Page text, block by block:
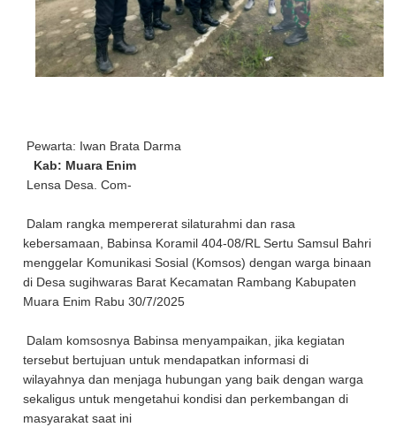
Pewarta: Iwan Brata Darma
Kab: Muara Enim
Lensa Desa. Com-
Dalam rangka mempererat silaturahmi dan rasa
kebersamaan, Babinsa Koramil 404-08/RL Sertu Samsul Bahri
menggelar Komunikasi Sosial (Komsos) dengan warga binaan
di Desa sugihwaras Barat Kecamatan Rambang Kabupaten
Muara Enim Rabu 30/7/2025
Dalam komsosnya Babinsa menyampaikan, jika kegiatan
tersebut bertujuan untuk mendapatkan informasi di
wilayahnya dan menjaga hubungan yang baik dengan warga
sekaligus untuk mengetahui kondisi dan perkembangan di
masyarakat saat ini